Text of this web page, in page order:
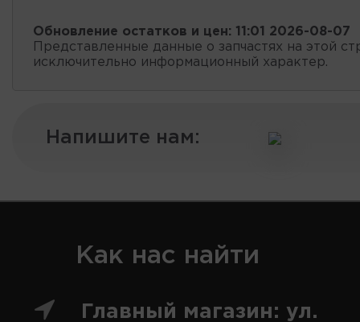
Обновление остатков и цен: 11:01 2026-08-07
Представленные данные о запчастях на этой
исключительно информационный характер.
Напишите нам:
Как нас найти
Главный магазин: ул.